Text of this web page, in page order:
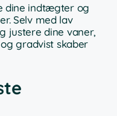
dine indtægter og
Selv med lav
justere dine vaner,
gradvist skaber